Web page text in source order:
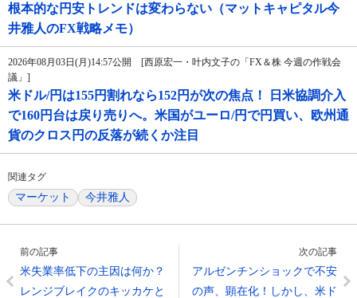
根本的な円安トレンドは変わらない（マットキャピタル今
井雅人のFX戦略メモ）
2026年08月03日(月)14:57公開 [西原宏一・叶内文子の「FX＆株 今週の作戦会
議」]
米ドル/円は155円割れなら152円が次の焦点！ 日米協調介入
で160円台は戻り売りへ。米国がユーロ/円で円買い、欧州通
貨のクロス円の反落が続くか注目
関連タグ
マーケット 今井雅人
前の記事
米失業率低下の主因は何か？
レンジブレイクのキッカケと
次の記事
アルゼンチンショックで不安
の声、顕在化！しかし、米ド